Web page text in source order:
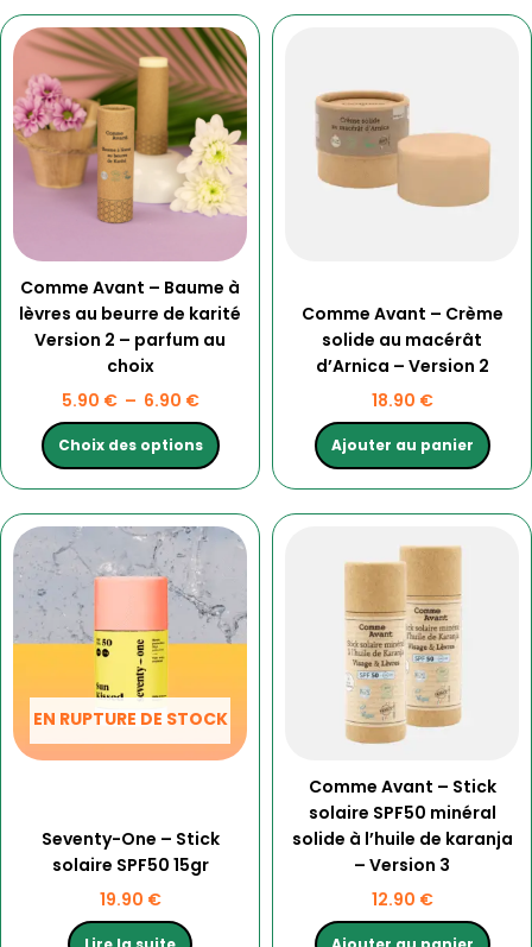
Comme Avant – Baume à
lèvres au beurre de karité
Version 2 – parfum au
choix
5.90 € – 6.90 €
Plage
de
prix :
5.90 €
à
6.90 €
Choix des options
Ce
produit
a
plusieurs
variations.
Les
options
peuvent
choisies
sur
la
page
du
produit
Comme Avant – Crème
solide au macérât
d’Arnica – Version 2
18.90 €
Ajouter au panier
EN RUPTURE DE STOCK
Seventy-One – Stick
solaire SPF50 15gr
19.90 €
Comme Avant – Stick
solaire SPF50 minéral
solide à l’huile de karanja
– Version 3
12.90 €